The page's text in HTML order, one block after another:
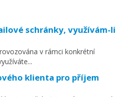
schránky, využívám-li
v rámci konkrétní
klienta pro příjem